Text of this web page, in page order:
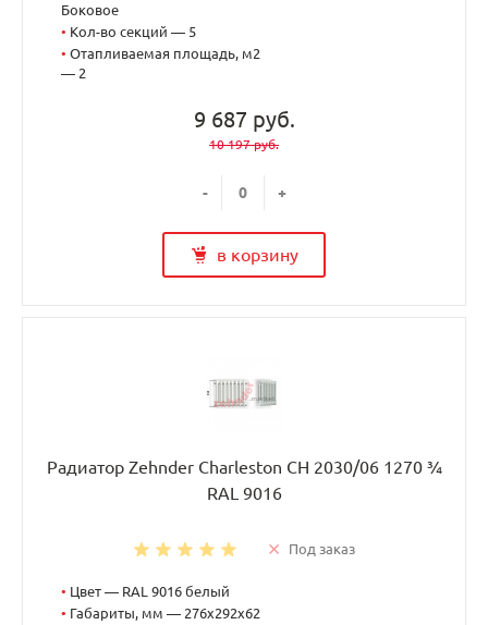
Боковое
• Кол-во секций — 5
• Отапливаемая площадь, м2
— 2
9 687 руб.
10 197 руб.
- +
в корзину
Радиатор Zehnder Charleston CH 2030/06 1270 ¾
RAL 9016
Под заказ
• Цвет — RAL 9016 белый
• Габариты, мм — 276x292x62